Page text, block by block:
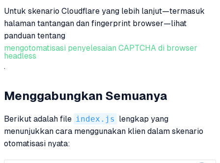
Untuk skenario Cloudflare yang lebih lanjut—termasuk
halaman tantangan dan fingerprint browser—lihat
panduan tentang
mengotomatisasi penyelesaian CAPTCHA di browser
headless
.
Menggabungkan Semuanya
Berikut adalah file index.js lengkap yang
menunjukkan cara menggunakan klien dalam skenario
otomatisasi nyata: